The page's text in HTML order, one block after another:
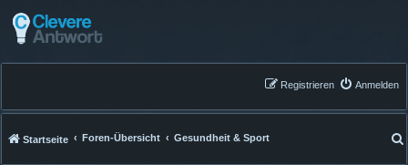
Anmelden
Registrieren
Startseite Foren-Übersicht Gesundheit & Sport